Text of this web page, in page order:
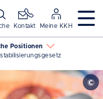
Kontakt Meine KKH
Positionen